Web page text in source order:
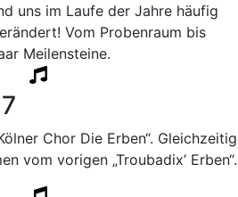
uns im Laufe der Jahre häufig
Vom Probenraum bis
Meilensteine.
Chor Die Erben“. Gleichzeitig
vom vorigen „Troubadix’ Erben“.